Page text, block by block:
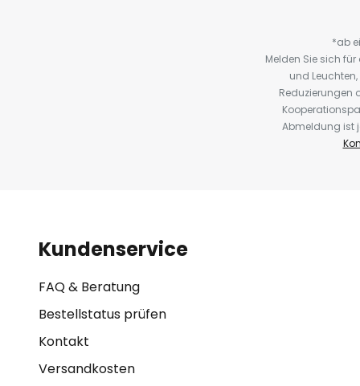
*ab
Melden Sie sich
und
Reduzierungen
Abmeldung ist
Kundenservice
FAQ & Beratung
Bestellstatus prüfen
Kontakt
Versandkosten